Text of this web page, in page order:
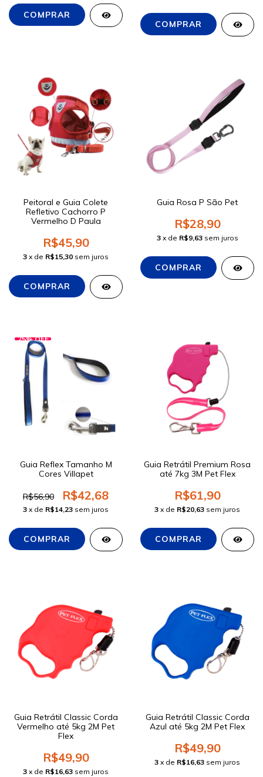
Peitoral e Guia Colete
Refletivo Cachorro P
Vermelho D Paula
R$45,90
3 x de R$15,30 sem juros
Guia Rosa P São Pet
R$28,90
3 x de R$9,63 sem juros
25%OFF
Guia Reflex Tamanho M
Cores Villapet
R$56,90 R$42,68
3 x de R$14,23 sem juros
Guia Retrátil Premium Rosa
até 7kg 3M Pet Flex
R$61,90
3 x de R$20,63 sem juros
Guia Retrátil Classic Corda
Vermelho até 5kg 2M Pet
Flex
R$49,90
3 x de R$16,63 sem juros
Guia Retrátil Classic Corda
Azul até 5kg 2M Pet Flex
R$49,90
3 x de R$16,63 sem juros